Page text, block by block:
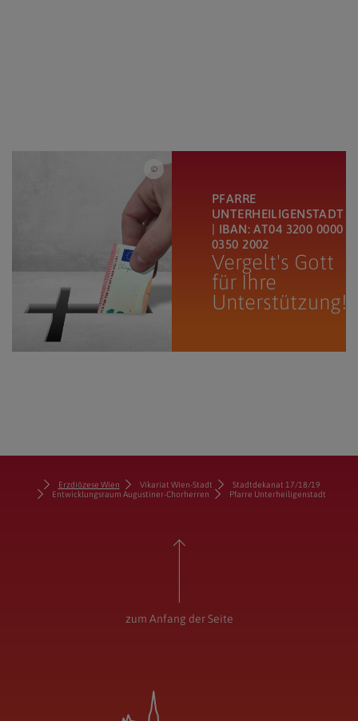
PFARRE
UNTERHEILIGENSTADT
| IBAN: AT04 3200 0000
0350 2002
Vergelt's Gott
für Ihre
Unterstützung!
Erzdiözese Wien Vikariat Wien-Stadt
Stadtdekanat 17/18/19
Entwicklungsraum Augustiner-Chorherren
Pfarre Unterheiligenstadt
zum Anfang der Seite